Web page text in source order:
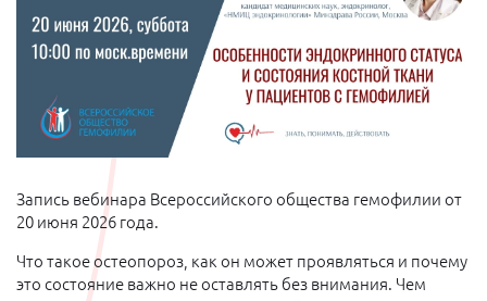
Запись вебинара Всероссийского общества гемофилии от
20 июня 2026 года.
Что такое остеопороз, как он может проявляться и почему
это состояние важно не оставлять без внимания. Чем